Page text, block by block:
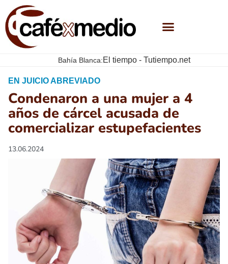
Bahía Blanca:El tiempo - Tutiempo.net
EN JUICIO ABREVIADO
Condenaron a una mujer a 4
años de cárcel acusada de
comercializar estupefacientes
13.06.2024